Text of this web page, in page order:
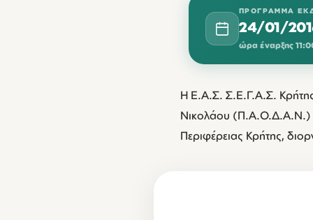
ΠΡΌΓΡΑΜΜΑ
24/01/
ώρα έναρξης
Η Ε.Α.Σ. Σ.Ε.Γ.Α.Σ.
Νικολάου (Π.Α.Ο.Δ.Α.Ν.)
Περιφέρειας Κρήτης,